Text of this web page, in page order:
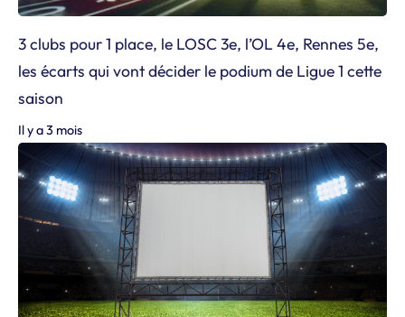
3 clubs pour 1 place, le LOSC 3e, l’OL 4e, Rennes 5e,
les écarts qui vont décider le podium de Ligue 1 cette
saison
Il y a 3 mois